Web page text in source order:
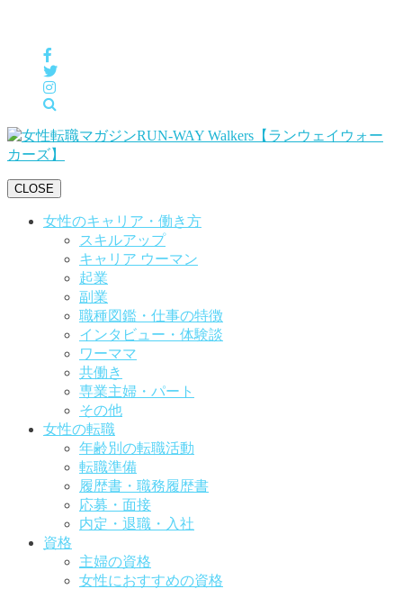
CLOSE
女性のキャリア・働き方
スキルアップ
キャリア ウーマン
起業
副業
職種図鑑・仕事の特徴
インタビュー・体験談
ワーママ
共働き
専業主婦・パート
その他
女性の転職
年齢別の転職活動
転職準備
履歴書・職務履歴書
応募・面接
内定・退職・入社
資格
主婦の資格
女性におすすめの資格